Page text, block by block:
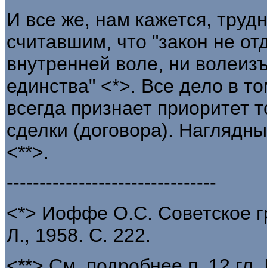
И все же, нам кажется,
считавшим, что "закон не
внутренней воле, ни
единства" <*>. Все дело в
всегда признает приоритет
сделки (договора).
<**>.
--------------------------------
<*> Иоффе О.С. Советское
Л., 1958. С. 222.